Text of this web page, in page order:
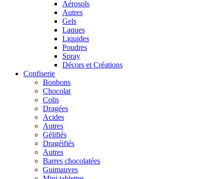
Aérosols
Autres
Gels
Laques
Liquides
Poudres
Spray
Décors et Créations
Confiserie
Bonbons
Chocolat
Colis
Dragées
Acides
Autres
Gélifiés
Dragéifiés
Autres
Barres chocolatées
Guimauves